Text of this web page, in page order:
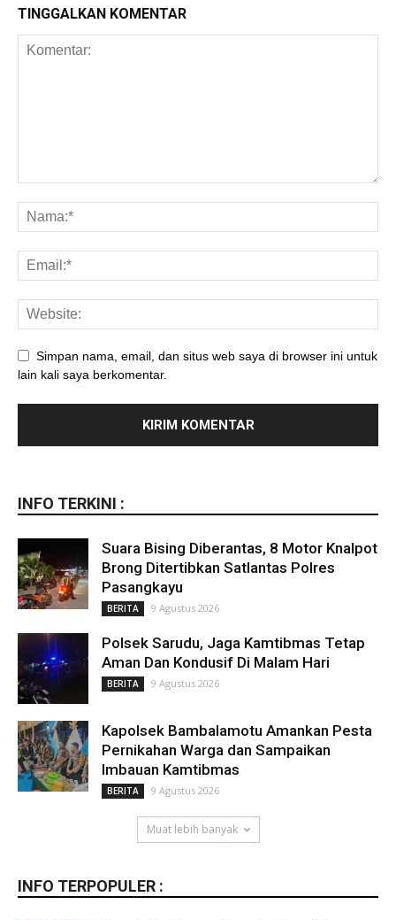
TINGGALKAN KOMENTAR
Simpan nama, email, dan situs web saya di browser ini untuk
lain kali saya berkomentar.
INFO TERKINI :
Suara Bising Diberantas, 8 Motor Knalpot
Brong Ditertibkan Satlantas Polres
Pasangkayu
BERITA 9 Agustus 2026
Polsek Sarudu, Jaga Kamtibmas Tetap
Aman Dan Kondusif Di Malam Hari
BERITA 9 Agustus 2026
Kapolsek Bambalamotu Amankan Pesta
Pernikahan Warga dan Sampaikan
Imbauan Kamtibmas
BERITA 9 Agustus 2026
Muat lebih banyak
INFO TERPOPULER :